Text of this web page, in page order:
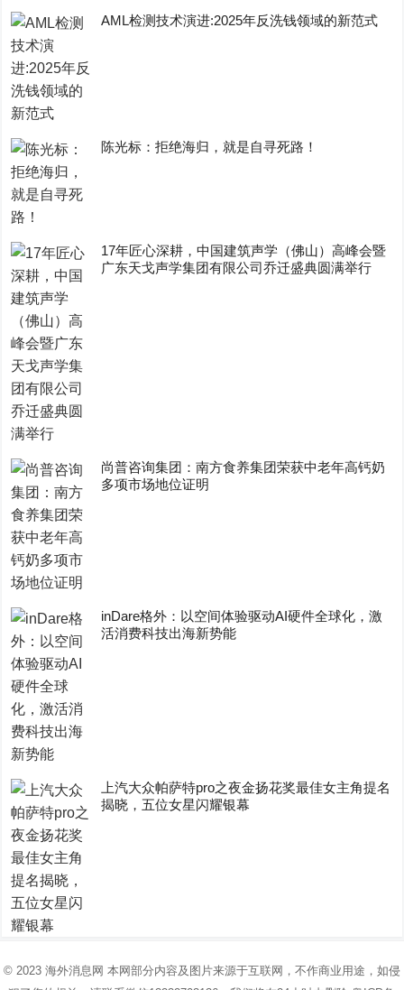
AML检测技术演进:2025年反洗钱领域的新范式
陈光标：拒绝海归，就是自寻死路！
17年匠心深耕，中国建筑声学（佛山）高峰会暨
广东天戈声学集团有限公司乔迁盛典圆满举行
尚普咨询集团：南方食养集团荣获中老年高钙奶
多项市场地位证明
inDare格外：以空间体验驱动AI硬件全球化，激
活消费科技出海新势能
上汽大众帕萨特pro之夜金扬花奖最佳女主角提名
揭晓，五位女星闪耀银幕
© 2023 海外消息网 本网部分内容及图片来源于互联网，不作商业用途，如侵